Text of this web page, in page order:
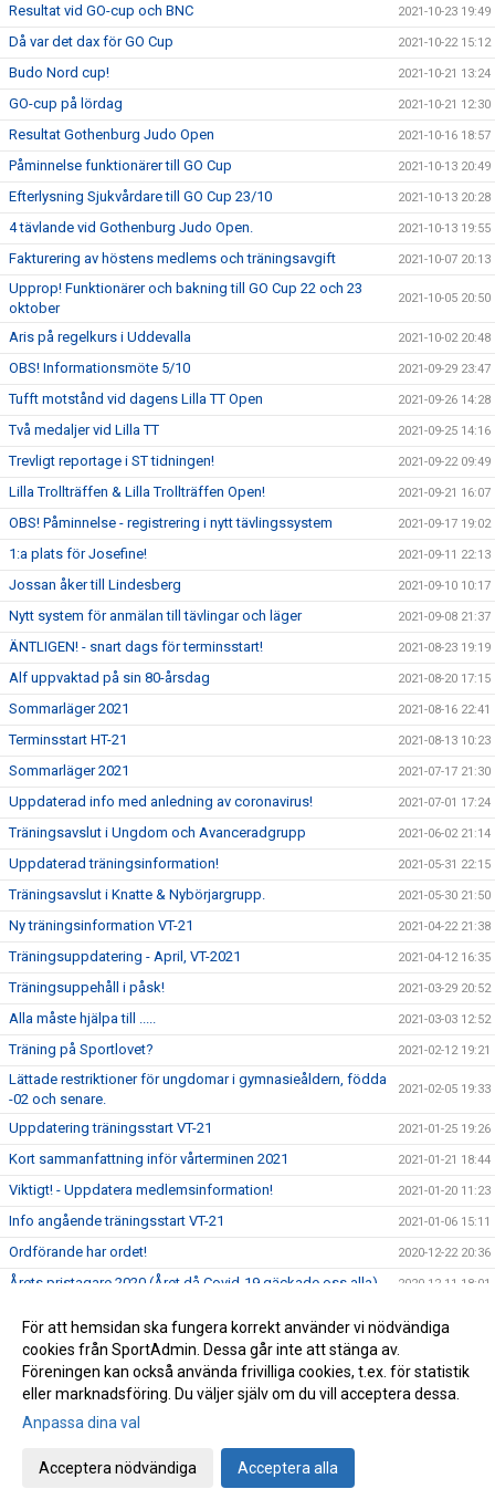
Resultat vid GO-cup och BNC 2021-10-23 19:49
Då var det dax för GO Cup 2021-10-22 15:12
Budo Nord cup! 2021-10-21 13:24
GO-cup på lördag 2021-10-21 12:30
Resultat Gothenburg Judo Open 2021-10-16 18:57
Påminnelse funktionärer till GO Cup 2021-10-13 20:49
Efterlysning Sjukvårdare till GO Cup 23/10 2021-10-13 20:28
4 tävlande vid Gothenburg Judo Open. 2021-10-13 19:55
Fakturering av höstens medlems och träningsavgift 2021-10-07 20:13
Upprop! Funktionärer och bakning till GO Cup 22 och 23
oktober
2021-10-05 20:50
Aris på regelkurs i Uddevalla 2021-10-02 20:48
OBS! Informationsmöte 5/10 2021-09-29 23:47
Tufft motstånd vid dagens Lilla TT Open 2021-09-26 14:28
Två medaljer vid Lilla TT 2021-09-25 14:16
Trevligt reportage i ST tidningen! 2021-09-22 09:49
Lilla Trollträffen & Lilla Trollträffen Open! 2021-09-21 16:07
OBS! Påminnelse - registrering i nytt tävlingssystem 2021-09-17 19:02
1:a plats för Josefine! 2021-09-11 22:13
Jossan åker till Lindesberg 2021-09-10 10:17
Nytt system för anmälan till tävlingar och läger 2021-09-08 21:37
ÄNTLIGEN! - snart dags för terminsstart! 2021-08-23 19:19
Alf uppvaktad på sin 80-årsdag 2021-08-20 17:15
Sommarläger 2021 2021-08-16 22:41
Terminsstart HT-21 2021-08-13 10:23
Sommarläger 2021 2021-07-17 21:30
Uppdaterad info med anledning av coronavirus! 2021-07-01 17:24
Träningsavslut i Ungdom och Avanceradgrupp 2021-06-02 21:14
Uppdaterad träningsinformation! 2021-05-31 22:15
Träningsavslut i Knatte & Nybörjargrupp. 2021-05-30 21:50
Ny träningsinformation VT-21 2021-04-22 21:38
Träningsuppdatering - April, VT-2021 2021-04-12 16:35
Träningsuppehåll i påsk! 2021-03-29 20:52
Alla måste hjälpa till ..... 2021-03-03 12:52
Träning på Sportlovet? 2021-02-12 19:21
Lättade restriktioner för ungdomar i gymnasieåldern, födda
-02 och senare.
2021-02-05 19:33
Uppdatering träningsstart VT-21 2021-01-25 19:26
Kort sammanfattning inför vårterminen 2021 2021-01-21 18:44
Viktigt! - Uppdatera medlemsinformation! 2021-01-20 11:23
Info angående träningsstart VT-21 2021-01-06 15:11
Ordförande har ordet! 2020-12-22 20:36
Årets pristagare 2020 (Året då Covid-19 gäckade oss alla) 2020-12-11 18:01
Avanceradgruppen.
2020-12-11 15:27
Avslutningsträning för Knatte och Nybörjargrupp!
Terminsslutet är nära! 2020-12-05 10:55
Missa inte klubbens Träningsbingo!
Ny uppdaterad info kring Covid-19 och vår träning HT-20!
Ny info angående träning och träningstider!
För att hemsidan ska fungera korrekt använder vi nödvändiga
cookies från SportAdmin. Dessa går inte att stänga av.
Föreningen kan också använda frivilliga cookies, t.ex. för statistik
eller marknadsföring. Du väljer själv om du vill acceptera dessa.
Anpassa dina val
Acceptera nödvändiga Acceptera alla